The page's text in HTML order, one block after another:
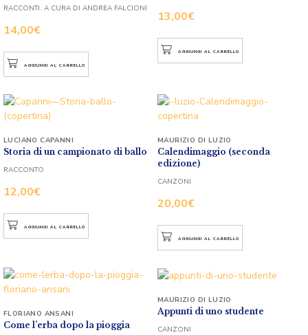
14,00€
RACCONTI. A CURA DI ANDREA FALCIONI
AGGIUNGI AL CARRELLO
13,00€
AGGIUNGI AL CARRELLO
Storia di un campionato di ballo
12,00€
LUCIANO CAPANNI
RACCONTO
AGGIUNGI AL CARRELLO
Calendimaggio (seconda
edizione)
20,00€
MAURIZIO DI LUZIO
CANZONI
AGGIUNGI AL CARRELLO
Come l’erba dopo la pioggia
FLORIANO ANSANI Appunti di uno studente
MAURIZIO DI LUZIO
CANZONI